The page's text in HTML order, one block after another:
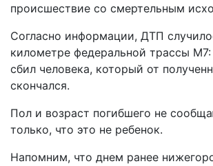
происшествие со смертельным
Согласно информации, ДТП
километре федеральной трассы
сбил человека, который от
скончался.
Пол и возраст погибшего не
только, что это не ребенок.
Напомним, что днем ранее